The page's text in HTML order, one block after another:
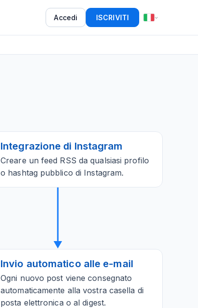
Accedi ISCRIVITI
Integrazione di Instagram
Creare un feed RSS da qualsiasi profilo
o hashtag pubblico di Instagram.
Invio automatico alle e-mail
Ogni nuovo post viene consegnato
automaticamente alla vostra casella di
posta elettronica o al digest.